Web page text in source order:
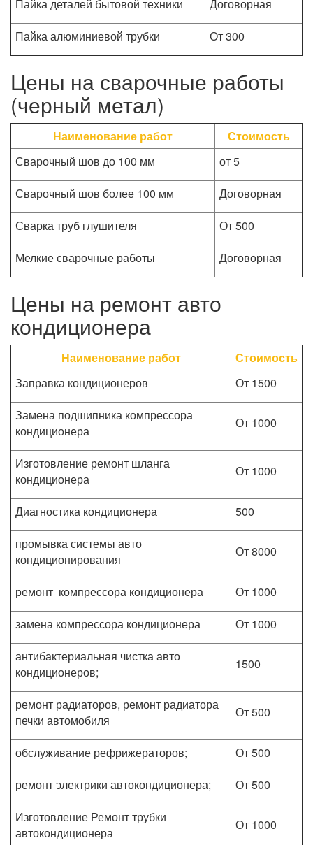
Пайка деталей бытовой техники
Договорная
Пайка алюминиевой трубки
От 300
Цены на сварочные работы
(черный метал)
Наименование работ
Стоимость
Сварочный шов до 100 мм
от 5
Сварочный шов более 100 мм
Договорная
Сварка труб глушителя
От 500
Мелкие сварочные работы
Договорная
Цены на ремонт авто
кондиционера
Наименование работ
Стоимость
Заправка кондиционеров
От 1500
Замена подшипника компрессора
кондиционера
От 1000
Изготовление ремонт шланга
кондиционера
От 1000
Диагностика кондиционера
500
промывка системы авто
кондиционирования
От 8000
ремонт компрессора кондиционера
От 1000
замена компрессора кондиционера
От 1000
антибактериальная чистка авто
кондиционеров;
1500
ремонт радиаторов, ремонт радиатора
печки автомобиля
От 500
обслуживание рефрижераторов;
От 500
ремонт электрики автокондиционера;
От 500
Изготовление Ремонт трубки
автокондиционера
От 1000